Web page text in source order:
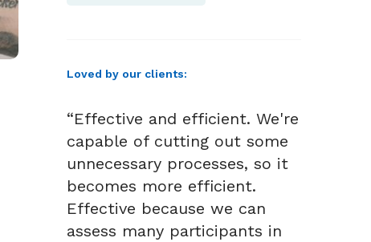
Loved by our clients:
“Effective and efficient. We're
capable of cutting out some
unnecessary processes, so it
becomes more efficient.
Effective because we can
assess many participants in